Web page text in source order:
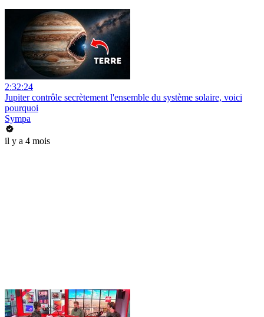
2:32:24
Jupiter contrôle secrètement l'ensemble du système solaire, voici
pourquoi
Sympa
il y a 4 mois